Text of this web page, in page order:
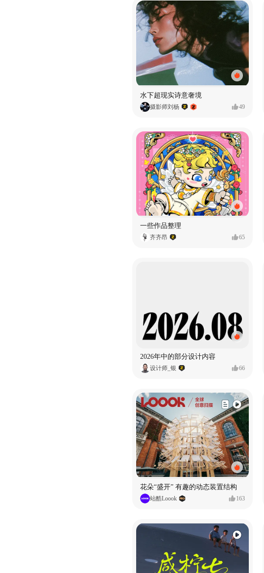
水下超现实诗意奢境
摄影师刘杨 49
一些作品整理
齐齐昂 65
2026年中的部分设计内容
设计师_银 66
花朵“盛开” 有趣的动态装置结构
站酷Loook 163